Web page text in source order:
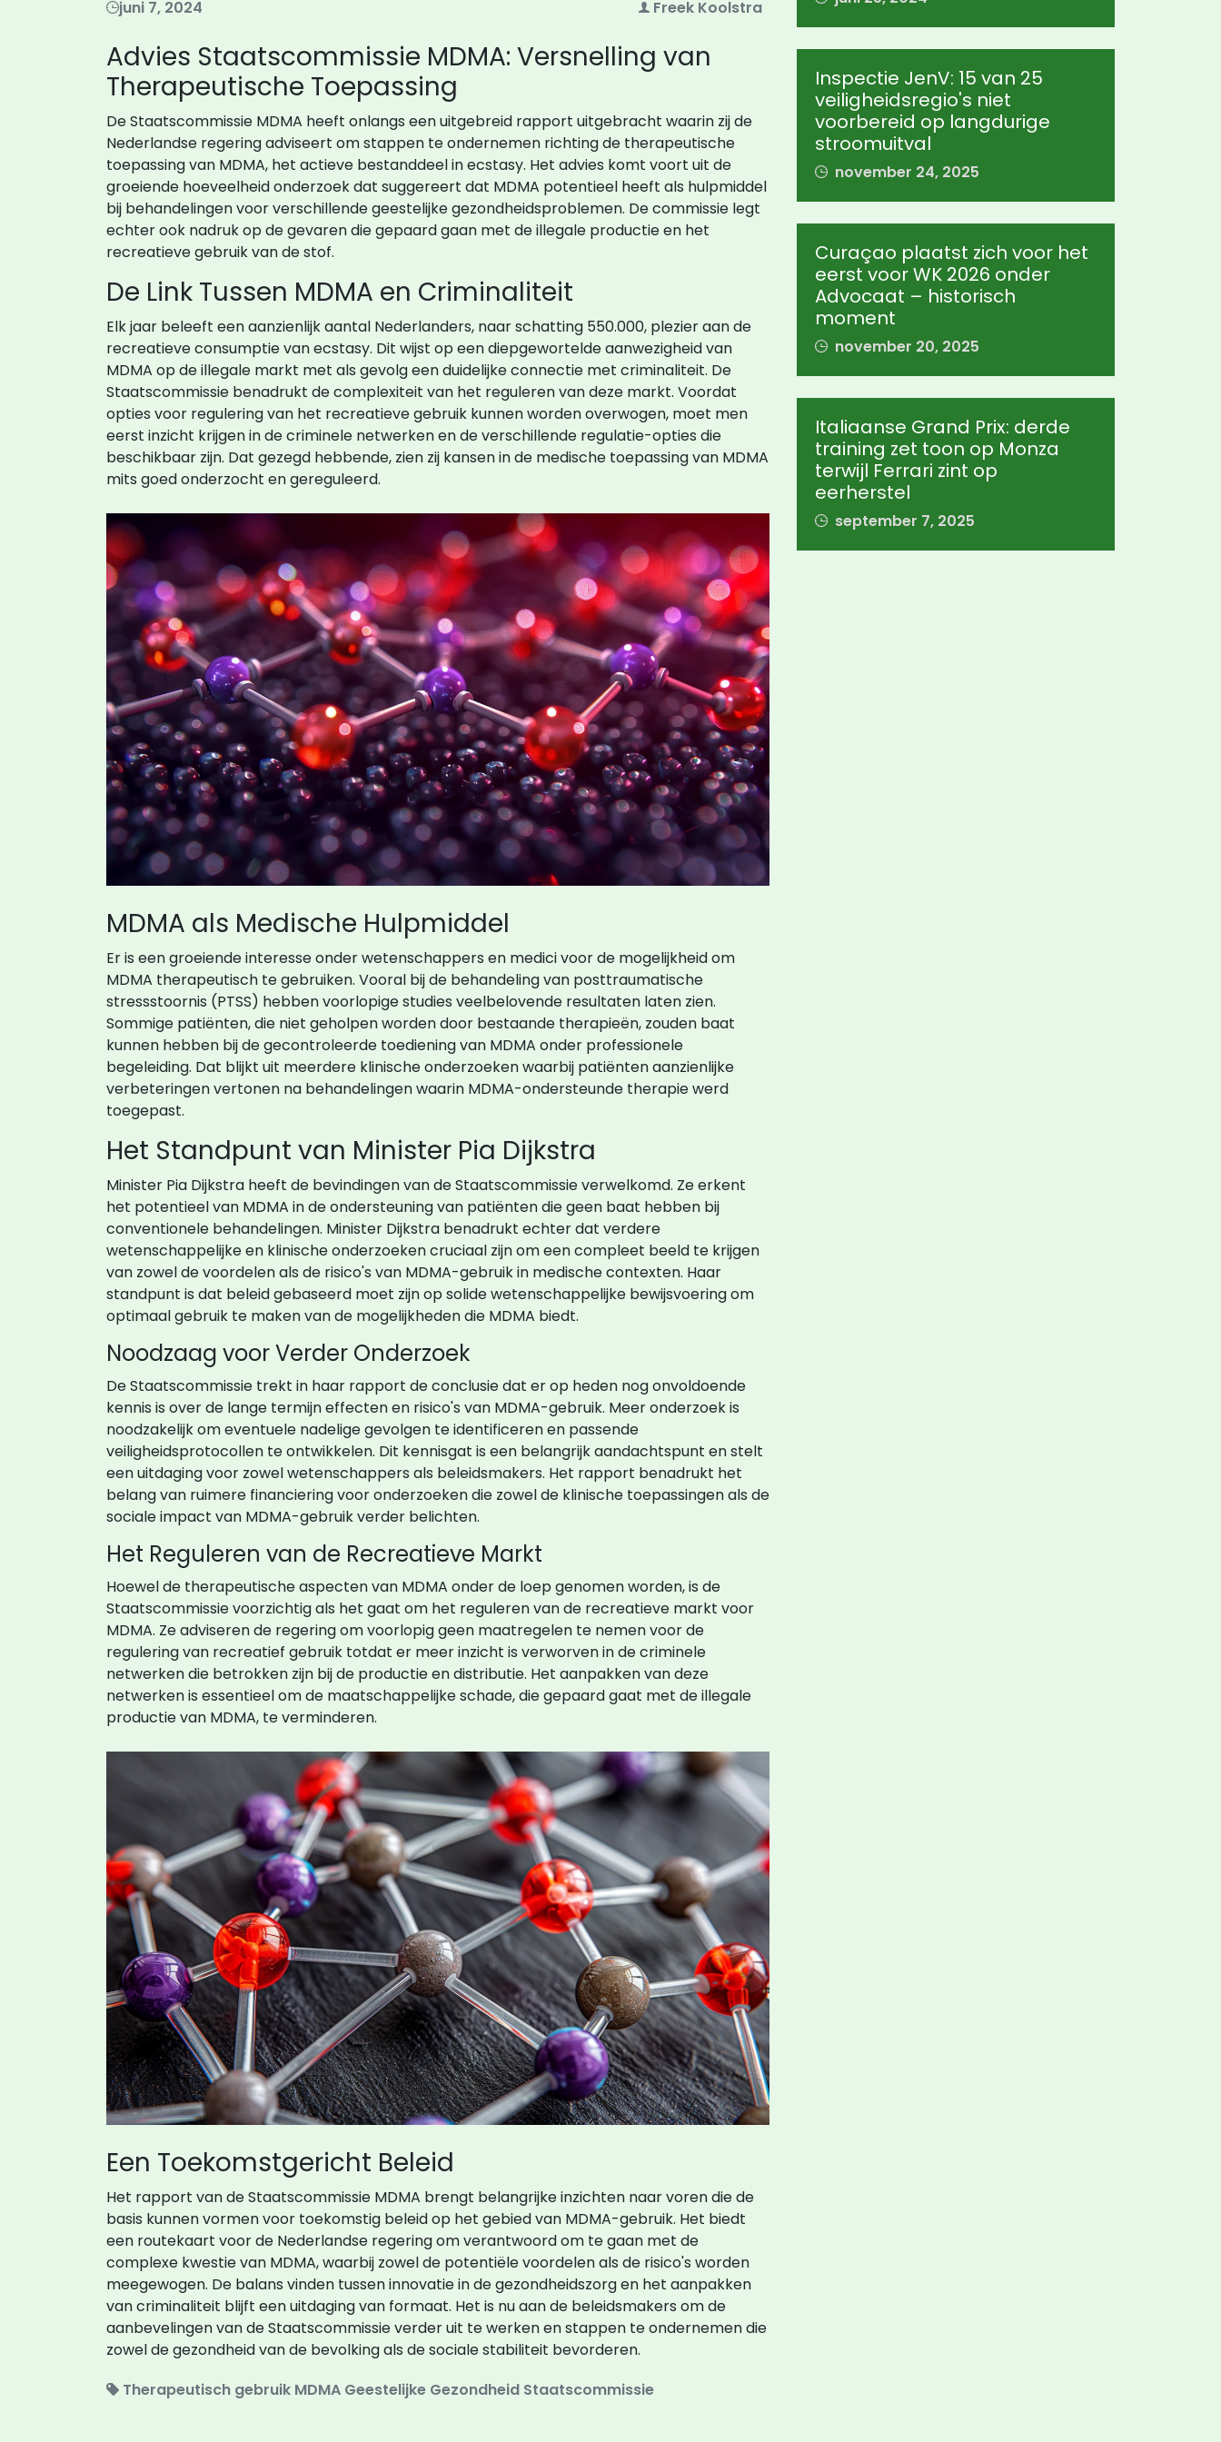
juni 7, 2024 Freek Koolstra
Advies Staatscommissie MDMA: Versnelling van
Therapeutische Toepassing
De Staatscommissie MDMA heeft onlangs een uitgebreid rapport uitgebracht waarin zij de
Nederlandse regering adviseert om stappen te ondernemen richting de therapeutische
toepassing van MDMA, het actieve bestanddeel in ecstasy. Het advies komt voort uit de
groeiende hoeveelheid onderzoek dat suggereert dat MDMA potentieel heeft als hulpmiddel
bij behandelingen voor verschillende geestelijke gezondheidsproblemen. De commissie legt
echter ook nadruk op de gevaren die gepaard gaan met de illegale productie en het
recreatieve gebruik van de stof.
De Link Tussen MDMA en Criminaliteit
Elk jaar beleeft een aanzienlijk aantal Nederlanders, naar schatting 550.000, plezier aan de
recreatieve consumptie van ecstasy. Dit wijst op een diepgewortelde aanwezigheid van
MDMA op de illegale markt met als gevolg een duidelijke connectie met criminaliteit. De
Staatscommissie benadrukt de complexiteit van het reguleren van deze markt. Voordat
opties voor regulering van het recreatieve gebruik kunnen worden overwogen, moet men
eerst inzicht krijgen in de criminele netwerken en de verschillende regulatie-opties die
beschikbaar zijn. Dat gezegd hebbende, zien zij kansen in de medische toepassing van MDMA
mits goed onderzocht en gereguleerd.
MDMA als Medische Hulpmiddel
Er is een groeiende interesse onder wetenschappers en medici voor de mogelijkheid om
MDMA therapeutisch te gebruiken. Vooral bij de behandeling van posttraumatische
stressstoornis (PTSS) hebben voorlopige studies veelbelovende resultaten laten zien.
Sommige patiënten, die niet geholpen worden door bestaande therapieën, zouden baat
kunnen hebben bij de gecontroleerde toediening van MDMA onder professionele
begeleiding. Dat blijkt uit meerdere klinische onderzoeken waarbij patiënten aanzienlijke
verbeteringen vertonen na behandelingen waarin MDMA-ondersteunde therapie werd
toegepast.
Het Standpunt van Minister Pia Dijkstra
Minister Pia Dijkstra heeft de bevindingen van de Staatscommissie verwelkomd. Ze erkent
het potentieel van MDMA in de ondersteuning van patiënten die geen baat hebben bij
conventionele behandelingen. Minister Dijkstra benadrukt echter dat verdere
wetenschappelijke en klinische onderzoeken cruciaal zijn om een compleet beeld te krijgen
van zowel de voordelen als de risico's van MDMA-gebruik in medische contexten. Haar
standpunt is dat beleid gebaseerd moet zijn op solide wetenschappelijke bewijsvoering om
optimaal gebruik te maken van de mogelijkheden die MDMA biedt.
Noodzaag voor Verder Onderzoek
De Staatscommissie trekt in haar rapport de conclusie dat er op heden nog onvoldoende
kennis is over de lange termijn effecten en risico's van MDMA-gebruik. Meer onderzoek is
noodzakelijk om eventuele nadelige gevolgen te identificeren en passende
veiligheidsprotocollen te ontwikkelen. Dit kennisgat is een belangrijk aandachtspunt en stelt
een uitdaging voor zowel wetenschappers als beleidsmakers. Het rapport benadrukt het
belang van ruimere financiering voor onderzoeken die zowel de klinische toepassingen als de
sociale impact van MDMA-gebruik verder belichten.
Het Reguleren van de Recreatieve Markt
Hoewel de therapeutische aspecten van MDMA onder de loep genomen worden, is de
Staatscommissie voorzichtig als het gaat om het reguleren van de recreatieve markt voor
MDMA. Ze adviseren de regering om voorlopig geen maatregelen te nemen voor de
regulering van recreatief gebruik totdat er meer inzicht is verworven in de criminele
netwerken die betrokken zijn bij de productie en distributie. Het aanpakken van deze
netwerken is essentieel om de maatschappelijke schade, die gepaard gaat met de illegale
productie van MDMA, te verminderen.
Een Toekomstgericht Beleid
Het rapport van de Staatscommissie MDMA brengt belangrijke inzichten naar voren die de
basis kunnen vormen voor toekomstig beleid op het gebied van MDMA-gebruik. Het biedt
een routekaart voor de Nederlandse regering om verantwoord om te gaan met de
complexe kwestie van MDMA, waarbij zowel de potentiële voordelen als de risico's worden
meegewogen. De balans vinden tussen innovatie in de gezondheidszorg en het aanpakken
van criminaliteit blijft een uitdaging van formaat. Het is nu aan de beleidsmakers om de
aanbevelingen van de Staatscommissie verder uit te werken en stappen te ondernemen die
zowel de gezondheid van de bevolking als de sociale stabiliteit bevorderen.
Therapeutisch gebruik MDMA Geestelijke Gezondheid Staatscommissie
Inspectie JenV: 15 van 25
veiligheidsregio's niet
voorbereid op langdurige
stroomuitval
november 24, 2025
Curaçao plaatst zich voor het
eerst voor WK 2026 onder
Advocaat – historisch
moment
november 20, 2025
Italiaanse Grand Prix: derde
training zet toon op Monza
terwijl Ferrari zint op
eerherstel
september 7, 2025